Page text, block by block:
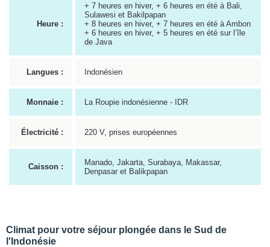
Heure :
+ 7 heures en hiver, + 6 heures en été à Bali,
Sulawesi et Bakilpapan
+ 8 heures en hiver, + 7 heures en été à Ambon
+ 6 heures en hiver, + 5 heures en été sur l’île
de Java
Langues : Indonésien
Monnaie : La Roupie indonésienne - IDR
Électricité : 220 V, prises européennes
Caisson :
Manado, Jakarta, Surabaya, Makassar,
Denpasar et Balikpapan
Climat pour votre séjour plongée dans le Sud de
l'Indonésie